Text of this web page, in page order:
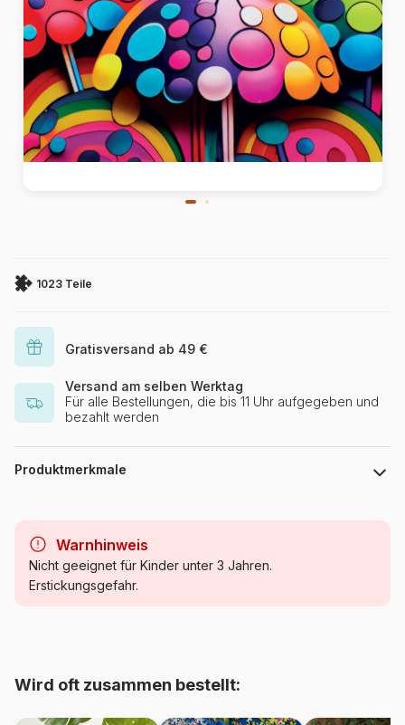
1023 Teile
Gratisversand ab 49 €
Versand am selben Werktag
Für alle Bestellungen, die bis 11 Uhr aufgegeben und
bezahlt werden
Produktmerkmale
Kategorie
Puzzle - Dekoration und
Herkunft Türkei
Warnhinweis
Nicht geeignet für Kinder unter 3 Jahren.
Erstickungsgefahr.
Wird oft zusammen bestellt: